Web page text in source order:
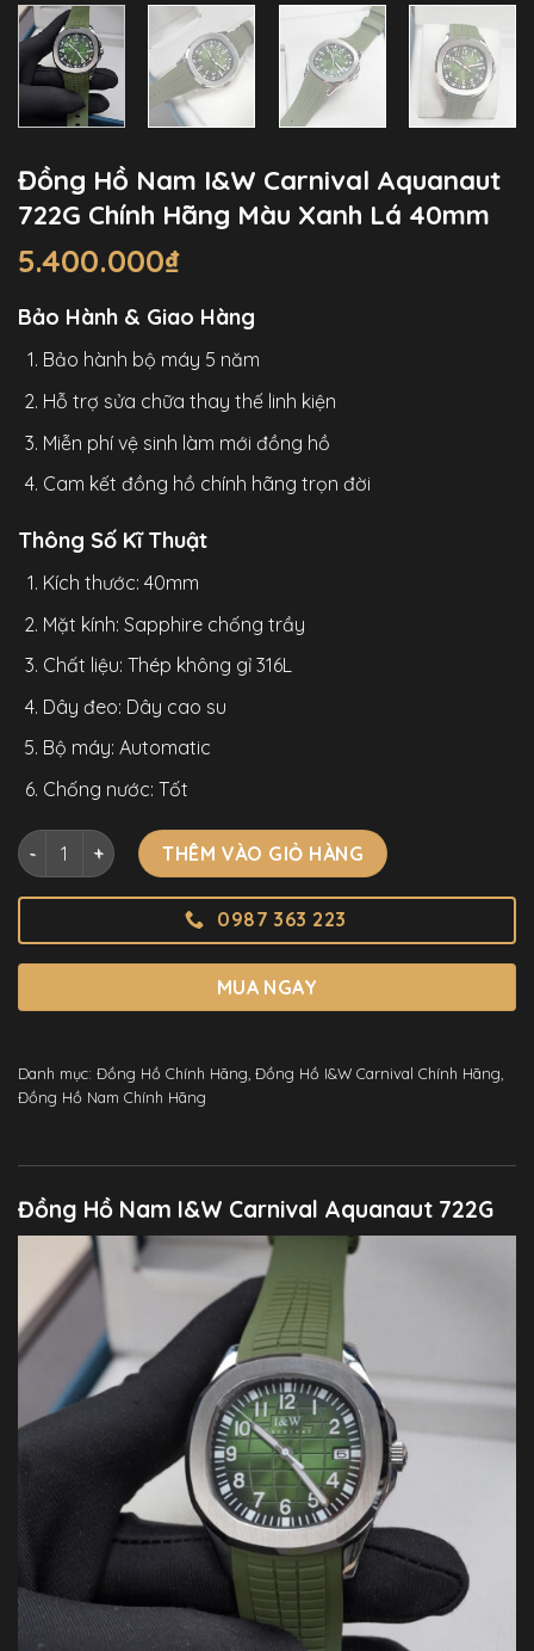
Đồng Hồ Nam I&W Carnival Aquanaut
722G Chính Hãng Màu Xanh Lá 40mm
5.400.000₫
Bảo Hành & Giao Hàng
Bảo hành bộ máy 5 năm
Hỗ trợ sửa chữa thay thế linh kiện
Miễn phí vệ sinh làm mới đồng hồ
Cam kết đồng hồ chính hãng trọn đời
Thông Số Kĩ Thuật
Kích thước: 40mm
Mặt kính: Sapphire chống trầy
Chất liệu: Thép không gỉ 316L
Dây đeo: Dây cao su
Bộ máy: Automatic
Chống nước: Tốt
Đồng Hồ Nam I&W Carnival Aquanaut 722G Chính Hãng
THÊM VÀO GIỎ HÀNG
0987 363 223
MUA NGAY
Danh mục: Đồng Hồ Chính Hãng Đồng Hồ I&W Carnival Chính Hãng
Đồng Hồ Nam Chính Hãng
Đồng Hồ Nam I&W Carnival Aquanaut 722G